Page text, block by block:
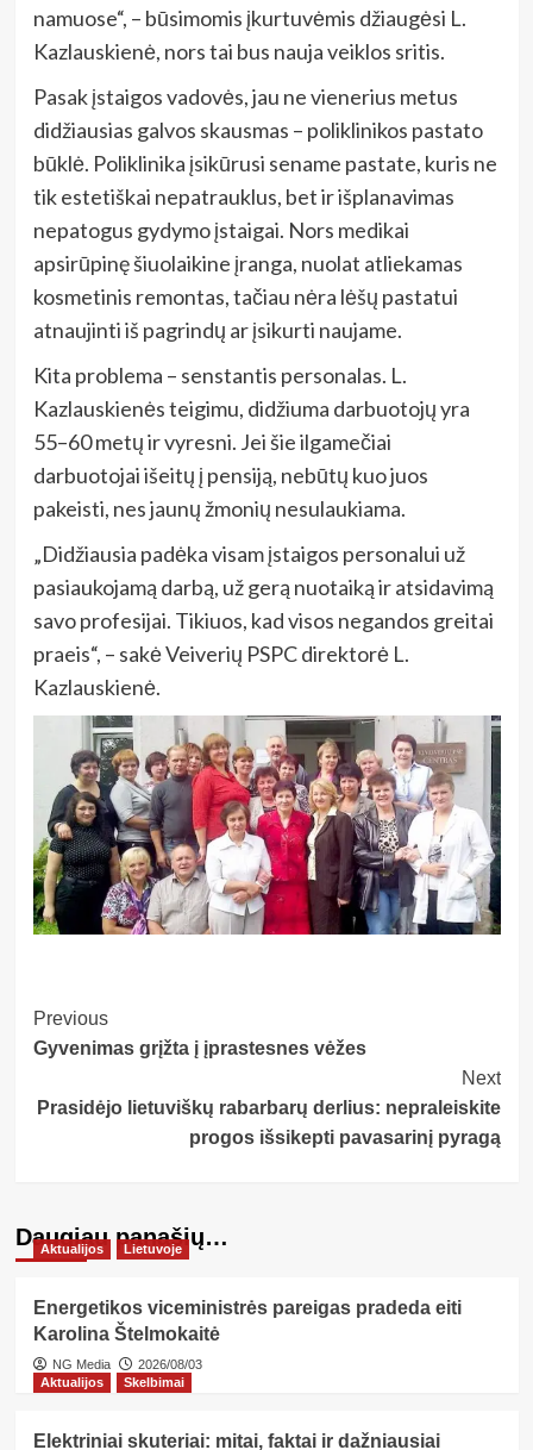
namuose“, – būsimomis įkurtuvėmis džiaugėsi L.
Kazlauskienė, nors tai bus nauja veiklos sritis.
Pasak įstaigos vadovės, jau ne vienerius metus
didžiausias galvos skausmas – poliklinikos pastato
būklė. Poliklinika įsikūrusi sename pastate, kuris ne
tik estetiškai nepatrauklus, bet ir išplanavimas
nepatogus gydymo įstaigai. Nors medikai
apsirūpinę šiuolaikine įranga, nuolat atliekamas
kosmetinis remontas, tačiau nėra lėšų pastatui
atnaujinti iš pagrindų ar įsikurti naujame.
Kita problema – senstantis personalas. L.
Kazlauskienės teigimu, didžiuma darbuotojų yra
55–60 metų ir vyresni. Jei šie ilgamečiai
darbuotojai išeitų į pensiją, nebūtų kuo juos
pakeisti, nes jaunų žmonių nesulaukiama.
„Didžiausia padėka visam įstaigos personalui už
pasiaukojamą darbą, už gerą nuotaiką ir atsidavimą
savo profesijai. Tikiuos, kad visos negandos greitai
praeis“, – sakė Veiverių PSPC direktorė L.
Kazlauskienė.
Post
Navigation
Previous
Gyvenimas grįžta į įprastesnes vėžes
Next
Prasidėjo lietuviškų rabarbarų derlius: nepraleiskite
progos išsikepti pavasarinį pyragą
Daugiau panašių…
Aktualijos Lietuvoje
Energetikos viceministrės pareigas pradeda eiti
Karolina Štelmokaitė
NG Media
2026/08/03
Aktualijos
Skelbimai
Elektriniai skuteriai: mitai, faktai ir dažniausiai